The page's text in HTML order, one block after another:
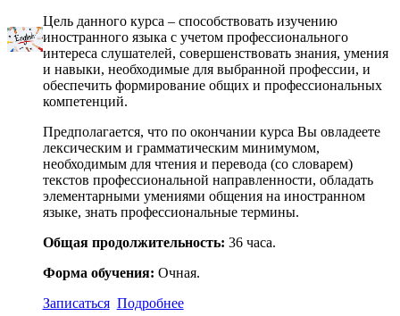
Цель данного курса – способствовать изучению
иностранного языка с учетом профессионального
интереса слушателей, совершенствовать знания, умения
и навыки, необходимые для выбранной профессии, и
обеспечить формирование общих и профессиональных
компетенций.
Предполагается, что по окончании курса Вы овладеете
лексическим и грамматическим минимумом,
необходимым для чтения и перевода (со словарем)
текстов профессиональной направленности, обладать
элементарными умениями общения на иностранном
языке, знать профессиональные термины.
Общая продолжительность: 36 часа.
Форма обучения: Очная.
Записаться Подробнее